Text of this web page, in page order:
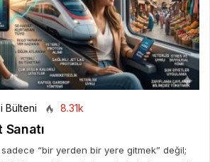
Bülteni 8.31k
sadece “bir yerden bir yere gitmek” değil;